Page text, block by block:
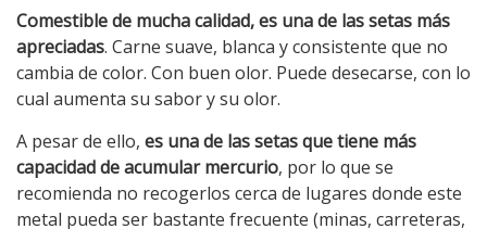
Comestible de mucha calidad, es una de las setas más
apreciadas. Carne suave, blanca y consistente que no
cambia de color. Con buen olor. Puede desecarse, con lo
cual aumenta su sabor y su olor.
A pesar de ello, es una de las setas que tiene más
capacidad de acumular mercurio, por lo que se
recomienda no recogerlos cerca de lugares donde este
metal pueda ser bastante frecuente (minas, carreteras,